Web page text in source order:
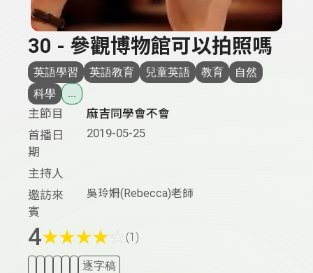
30 - 參觀博物館可以拍照嗎
英語學習 英語教育 兒童英語 教育
自然
科學
主節目
麻吉同學會不會
首播日
期
2019-05-25
主持人
邀訪來
賓
吳玲姍(Rebecca)老師
4★★★★ (1)
逐字稿